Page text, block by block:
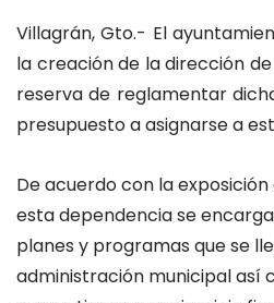
Villagrán, Gto.- El
la creación de la dirección
reserva de reglamentar
presupuesto a asignarse a
De acuerdo con la
esta dependencia se
planes y programas que se
administración municipal así